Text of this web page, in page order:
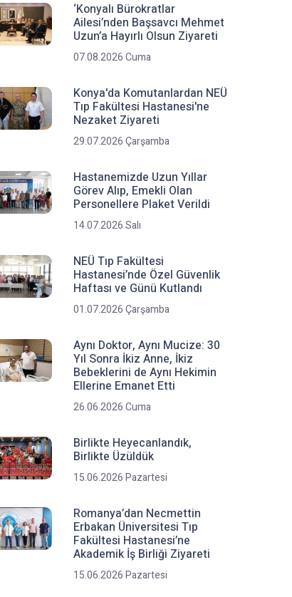
‘Konyalı Bürokratlar
Ailesi’nden Başsavcı Mehmet
Uzun’a Hayırlı Olsun Ziyareti
07.08.2026 Cuma
Konya'da Komutanlardan NEÜ
Tıp Fakültesi Hastanesi'ne
Nezaket Ziyareti
29.07.2026 Çarşamba
Hastanemizde Uzun Yıllar
Görev Alıp, Emekli Olan
Personellere Plaket Verildi
14.07.2026 Salı
NEÜ Tıp Fakültesi
Hastanesi’nde Özel Güvenlik
Haftası ve Günü Kutlandı
01.07.2026 Çarşamba
Aynı Doktor, Aynı Mucize: 30
Yıl Sonra İkiz Anne, İkiz
Bebeklerini de Aynı Hekimin
Ellerine Emanet Etti
26.06.2026 Cuma
Birlikte Heyecanlandık,
Birlikte Üzüldük
15.06.2026 Pazartesi
Romanya’dan Necmettin
Erbakan Üniversitesi Tıp
Fakültesi Hastanesi’ne
Akademik İş Birliği Ziyareti
15.06.2026 Pazartesi